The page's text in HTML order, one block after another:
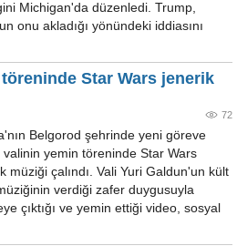
Michigan'da düzenledi. Trump,
onu akladığı yönündeki iddiasını
Star Wars jenerik
72
Belgorod şehrinde yeni göreve
valinin yemin töreninde Star Wars
müziği çalındı. Vali Yuri Galdun'un kült
verdiği zafer duygusuyla
çıktığı ve yemin ettiği video, sosyal